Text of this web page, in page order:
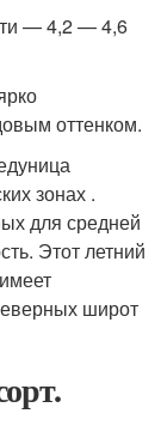
— 4,2 — 4,6
оттенком.
зонах .
для средней
Этот летний
широт